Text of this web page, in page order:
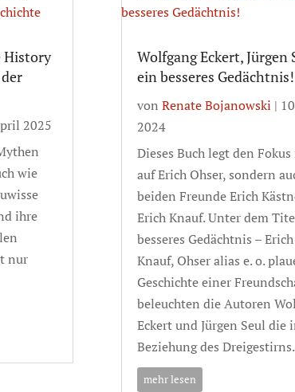
History
2025
wie
ihre
nur
Wolfgang Eckert, Jürgen
ein besseres Gedächtnis!
vonRenate Bojanowski |
2024
Dieses Buch legt den
auf Erich Ohser, sondern
beiden Freunde Erich
Erich Knauf. Unter dem
besseres Gedächtnis –
Knauf, Ohser alias e. o.
Geschichte einer
beleuchten die Autoren
Eckert und Jürgen Seul die
Beziehung des Dreigestirns.
mehr lesen